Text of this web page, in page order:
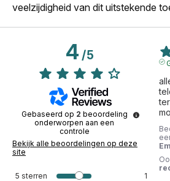
veelzijdigheid van dit uitstekende
4/5
Gebaseerd op 2 beoordeling
onderworpen aan een
controle
Bekijk alle beoordelingen op deze
site
5 sterren
1